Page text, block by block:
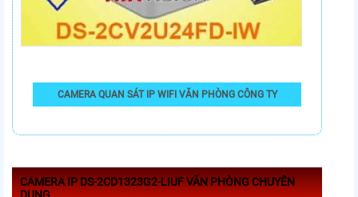
CAMERA QUAN SÁT IP WIFI VĂN PHÒNG CÔNG TY
CAMERA IP DS-2CD1323G2-LIUFVĂN PHÒNG CHUYÊN